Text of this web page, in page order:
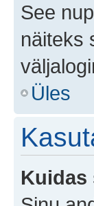
See
näiteks
Üles
Kuidas